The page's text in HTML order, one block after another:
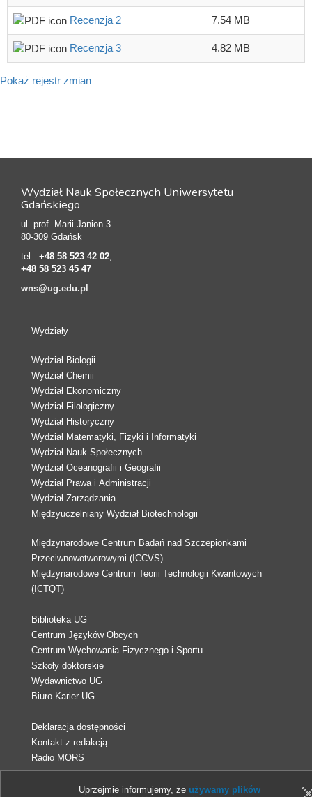
Recenzja 2 7.54 MB
Recenzja 3 4.82 MB
Pokaż rejestr zmian
Wydział Nauk Społecznych Uniwersytetu
Gdańskiego
ul. prof. Marii Janion 3
80-309 Gdańsk
tel.: +48 58 523 42 02
+48 58 523 45 47
wns@ug.edu.pl
Wydziały
Wydział Biologii
Wydział Chemii
Wydział Ekonomiczny
Wydział Filologiczny
Wydział Historyczny
Wydział Matematyki, Fizyki i Informatyki
Wydział Nauk Społecznych
Wydział Oceanografii i Geografii
Wydział Prawa i Administracji
Wydział Zarządzania
Międzyuczelniany Wydział Biotechnologii
Międzynarodowe Centrum Badań nad Szczepionkami
Przeciwnowotworowymi (ICCVS)
Międzynarodowe Centrum Teorii Technologii Kwantowych
(ICTQT)
Biblioteka UG
Centrum Języków Obcych
Centrum Wychowania Fizycznego i Sportu
Szkoły doktorskie
Wydawnictwo UG
Biuro Karier UG
Deklaracja dostępności
Kontakt z redakcją
Radio MORS
Uprzejmie informujemy, że używamy plików